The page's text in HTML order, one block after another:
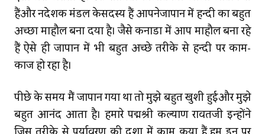
हैंऔर निदेशक मंडल केसदस्य हैं आपनेजापान में हिन्दी का बहुत
अच्छा माहौल बना दिया है। जैसे कनाडा में आप माहौल बना रहे
हैं ऐसे ही जापान में भी बहुत अच्छे तरीके से हिन्‍दी पर काम-
काज हो रहा है।
पीछे के समय मैं जापान गया था तो मुझे बहुत खुशी हुईऔर मुझे
बहुत आनंद आता है। हमारे पद्मश्री कल्याण रावतजी इन्होंने